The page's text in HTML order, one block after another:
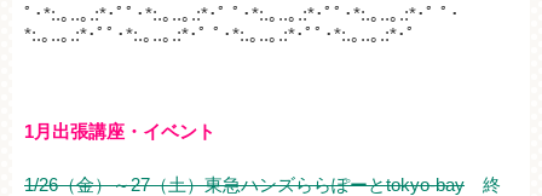
ﾟ･*:.｡..｡.:*･ﾟﾟ･*:.｡..｡.:*･ﾟ ﾟ･*:.｡..｡.:*･ﾟﾟ･*:.｡..｡.:*･ﾟ ﾟ･
*:.｡..｡.:*･ﾟﾟ･*:.｡..｡.:*･ﾟ ﾟ･*:.｡..｡.:*･ﾟﾟ･*:.｡..｡.:*･ﾟ
1月出張講座・イベント
1/26（金）～27（土）東急ハンズららぽーとtokyo-bay
終